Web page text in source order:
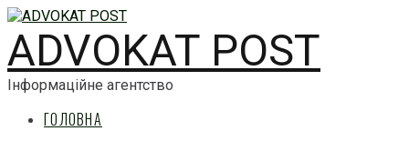
ADVOKAT POST
Інформаційне агентство
ГОЛОВНА